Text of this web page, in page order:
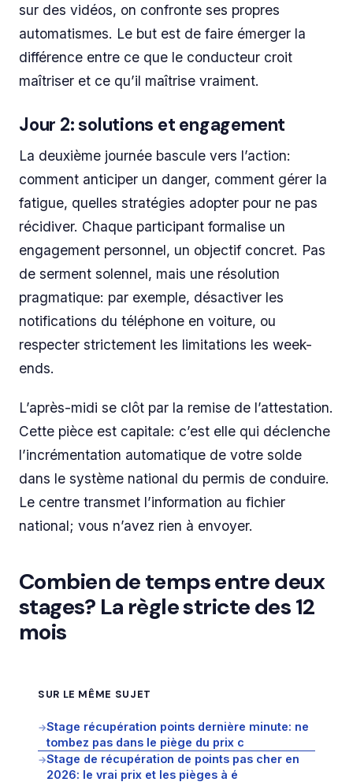
sur des vidéos, on confronte ses propres
automatismes. Le but est de faire émerger la
différence entre ce que le conducteur croit
maîtriser et ce qu’il maîtrise vraiment.
Jour 2: solutions et engagement
La deuxième journée bascule vers l’action:
comment anticiper un danger, comment gérer la
fatigue, quelles stratégies adopter pour ne pas
récidiver. Chaque participant formalise un
engagement personnel, un objectif concret. Pas
de serment solennel, mais une résolution
pragmatique: par exemple, désactiver les
notifications du téléphone en voiture, ou
respecter strictement les limitations les week-
ends.
L’après-midi se clôt par la remise de l’attestation.
Cette pièce est capitale: c’est elle qui déclenche
l’incrémentation automatique de votre solde
dans le système national du permis de conduire.
Le centre transmet l’information au fichier
national; vous n’avez rien à envoyer.
Combien de temps entre deux
stages? La règle stricte des 12
mois
SUR LE MÊME SUJET
→Stage récupération points dernière minute: ne
tombez pas dans le piège du prix c
→Stage de récupération de points pas cher en
2026: le vrai prix et les pièges à é